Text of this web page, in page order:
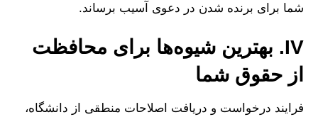
شما برای برنده شدن در دعوی آسیب برساند.
IV. بهترین شیوه‌ها برای محافظت
از حقوق شما
فرایند درخواست و دریافت اصلاحات منطقی از دانشگاه،